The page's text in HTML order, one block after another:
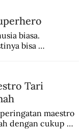
biasa.
bisa
Tari
maestro
dengan cukup